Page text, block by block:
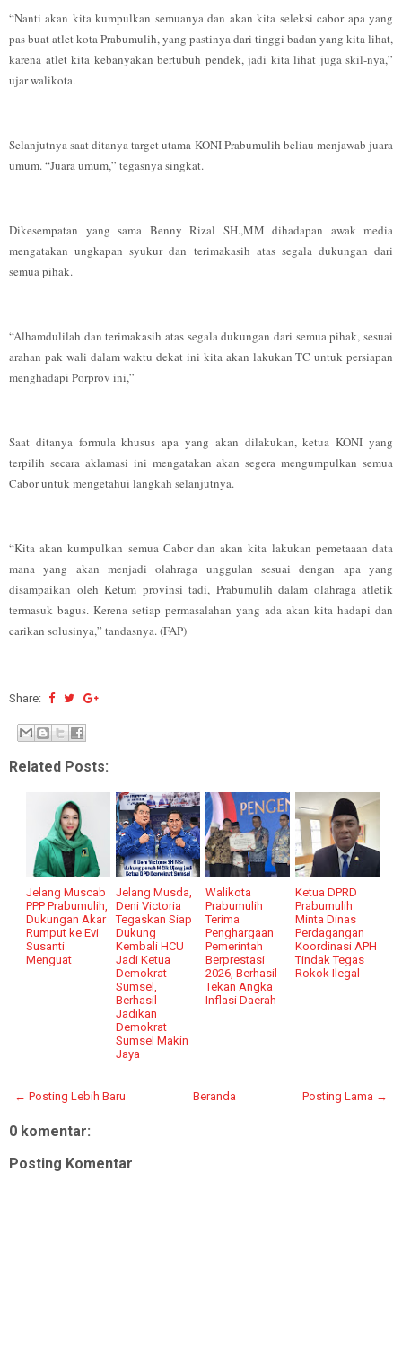
“Nanti akan kita kumpulkan semuanya dan akan kita seleksi cabor apa yang
pas buat atlet kota Prabumulih, yang pastinya dari tinggi badan yang kita lihat,
karena atlet kita kebanyakan bertubuh pendek, jadi kita lihat juga skil-nya,”
ujar walikota.
Selanjutnya saat ditanya target utama KONI Prabumulih beliau menjawab juara
umum. “Juara umum,” tegasnya singkat.
Dikesempatan yang sama Benny Rizal SH.,MM dihadapan awak media
mengatakan ungkapan syukur dan terimakasih atas segala dukungan dari
semua pihak.
“Alhamdulilah dan terimakasih atas segala dukungan dari semua pihak, sesuai
arahan pak wali dalam waktu dekat ini kita akan lakukan TC untuk persiapan
menghadapi Porprov ini,”
Saat ditanya formula khusus apa yang akan dilakukan, ketua KONI yang
terpilih secara aklamasi ini mengatakan akan segera mengumpulkan semua
Cabor untuk mengetahui langkah selanjutnya.
“Kita akan kumpulkan semua Cabor dan akan kita lakukan pemetaaan data
mana yang akan menjadi olahraga unggulan sesuai dengan apa yang
disampaikan oleh Ketum provinsi tadi, Prabumulih dalam olahraga atletik
termasuk bagus. Kerena setiap permasalahan yang ada akan kita hadapi dan
carikan solusinya,” tandasnya. (FAP)
Share:
Related Posts:
Jelang Muscab
PPP Prabumulih,
Dukungan Akar
Rumput ke Evi
Susanti
Menguat
Jelang Musda,
Deni Victoria
Tegaskan Siap
Dukung
Kembali HCU
Jadi Ketua
Demokrat
Sumsel,
Berhasil
Jadikan
Demokrat
Sumsel Makin
Jaya
Walikota
Prabumulih
Terima
Penghargaan
Pemerintah
Berprestasi
2026, Berhasil
Tekan Angka
Inflasi Daerah
Ketua DPRD
Prabumulih
Minta Dinas
Perdagangan
Koordinasi APH
Tindak Tegas
Rokok Ilegal
← Posting Lebih Baru Posting Lama →
Beranda
0 komentar:
Posting Komentar